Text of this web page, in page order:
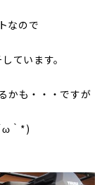
なので
ています。
かも・・・ですが
｀*)